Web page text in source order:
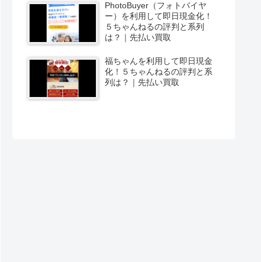
PhotoBuyer（フォトバイヤ
ー）を利用して即日現金化！
５ちゃんねるの評判と系列
は？｜先払い買取
福ちゃんを利用して即日現金
化！５ちゃんねるの評判と系
列は？｜先払い買取